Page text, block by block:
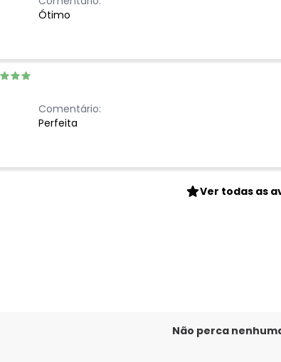
Ótimo
Comentário:
Perfeita
Ver todas as
Não perca